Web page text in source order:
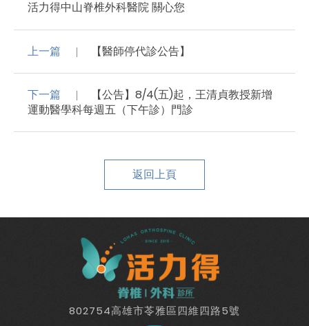
活力得中山脊椎外科醫院 關心您
上一篇 【醫師停代診公告】
下一篇
【公告】8/4(五)起，王清貞教授新增
運動醫學科每週五（下午診）門診
返回上頁
802754高雄市苓雅區四維四路5號